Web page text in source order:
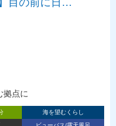
目の前に日…
拠点に
海を望むくらし